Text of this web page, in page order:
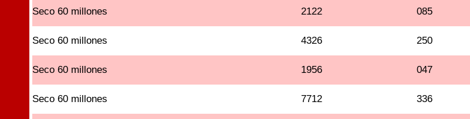
Seco 60 millones 2122 085
Seco 60 millones 4326 250
Seco 60 millones 1956 047
Seco 60 millones 7712 336